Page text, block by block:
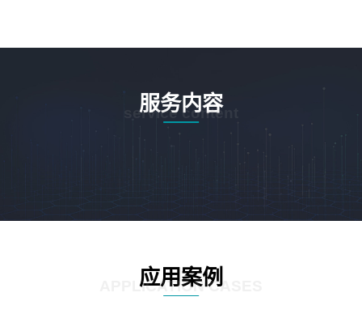
服务内容
service content
应用案例
APPLICATION CASES